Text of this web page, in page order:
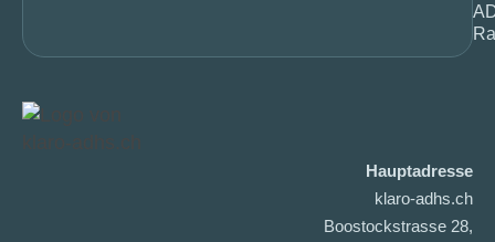
Hauptadresse
klaro-adhs.ch
Boostockstrasse 28,